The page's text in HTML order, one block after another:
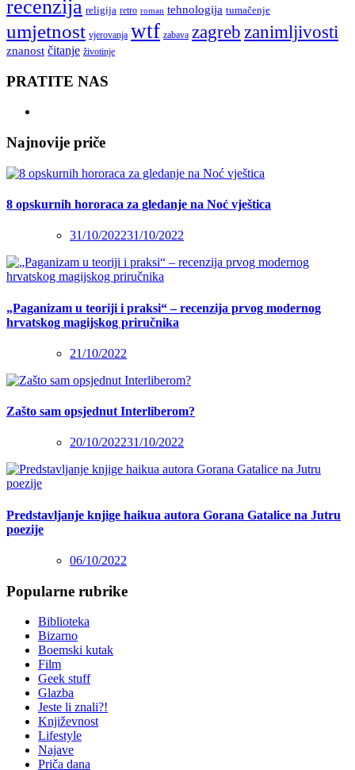
recenzija religija retro roman tehnologija tumačenje
umjetnost vjerovanja wtf zabava zagreb zanimljivosti
znanost čitanje životinje
PRATITE NAS
Najnovije priče
8 opskurnih hororaca za gledanje na Noć vještica
31/10/202231/10/2022
„Paganizam u teoriji i praksi“ – recenzija prvog modernog
hrvatskog magijskog priručnika
21/10/2022
Zašto sam opsjednut Interliberom?
20/10/202231/10/2022
Predstavljanje knjige haikua autora Gorana Gatalice na Jutru
poezije
06/10/2022
Popularne rubrike
Biblioteka
Bizarno
Boemski kutak
Film
Geek stuff
Glazba
Jeste li znali?!
Književnost
Lifestyle
Najave
Priča dana